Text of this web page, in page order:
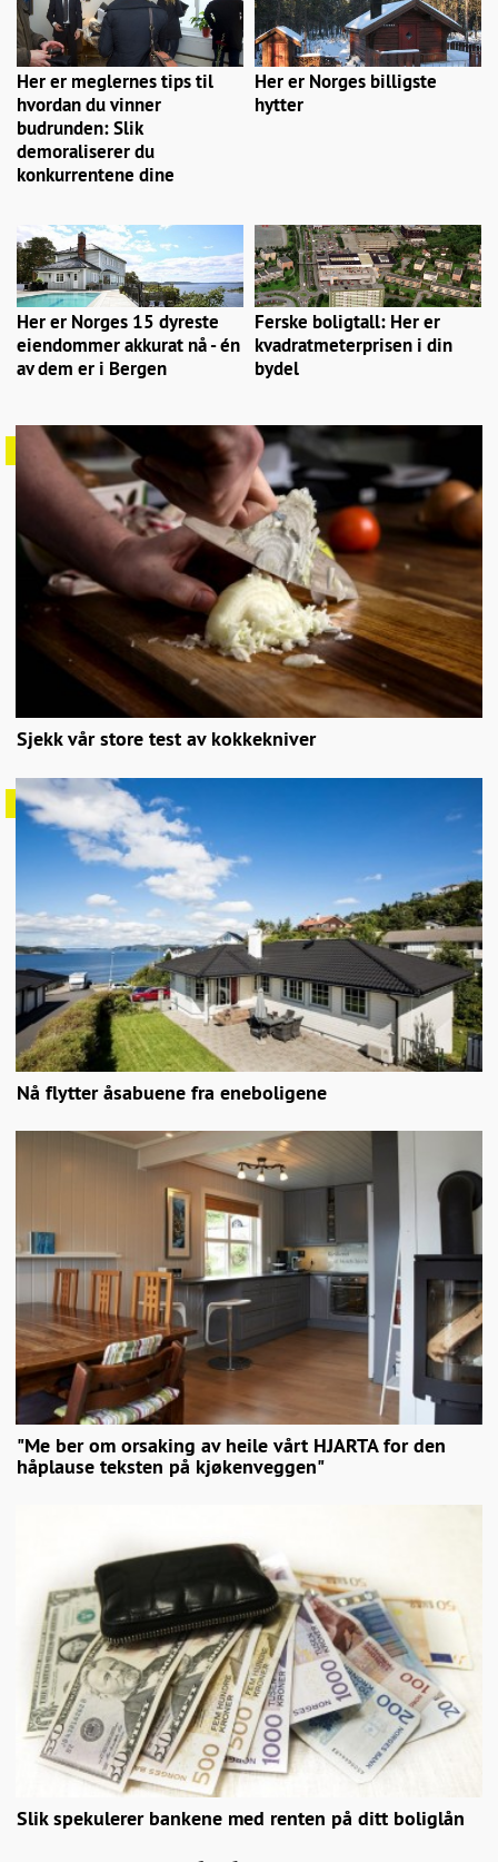
Her er meglernes tips til
hvordan du vinner
budrunden: Slik
demoraliserer du
konkurrentene dine
Her er Norges billigste
hytter
Her er Norges 15 dyreste
eiendommer akkurat nå - én
av dem er i Bergen
Ferske boligtall: Her er
kvadratmeterprisen i din
bydel
Sjekk vår store test av kokkekniver
Nå flytter åsabuene fra eneboligene
"Me ber om orsaking av heile vårt HJARTA for den
håplause teksten på kjøkenveggen"
Slik spekulerer bankene med renten på ditt boliglån